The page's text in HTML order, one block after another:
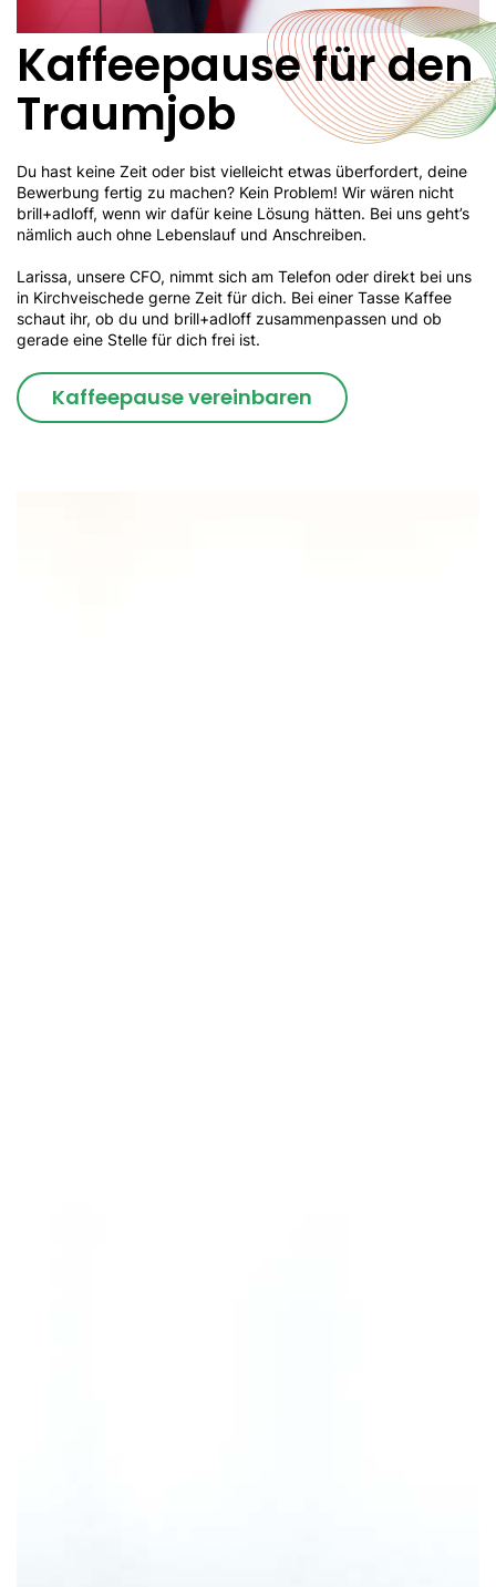
Kaffeepause für den
Traumjob
Du hast keine Zeit oder bist vielleicht etwas überfordert, deine
Bewerbung fertig zu machen? Kein Problem! Wir wären nicht
brill+adloff, wenn wir dafür keine Lösung hätten. Bei uns geht’s
nämlich auch ohne Lebenslauf und Anschreiben.
Larissa, unsere CFO, nimmt sich am Telefon oder direkt bei uns
in Kirchveischede gerne Zeit für dich. Bei einer Tasse Kaffee
schaut ihr, ob du und brill+adloff zusammenpassen und ob
gerade eine Stelle für dich frei ist.
Kaffeepause vereinbaren